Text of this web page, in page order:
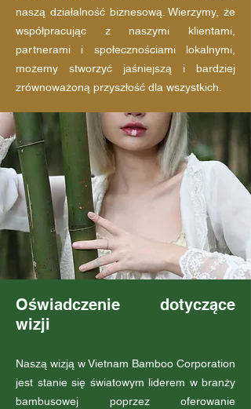
naszą działalność biznesową. Wierzymy, że
współpracując z naszymi klientami,
partnerami i społecznościami lokalnymi,
możemy stworzyć jaśniejszą i bardziej
zrównoważoną przyszłość dla wszystkich.
Oświadczenie dotyczące
wizji
Naszą wizją w Vietnam Bamboo Corporation
jest stanie się światowym liderem w branży
bambusowej poprzez oferowanie